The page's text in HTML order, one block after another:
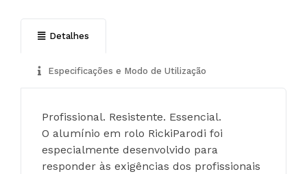
Detalhes
Especificações e Modo de Utilização
Profissional. Resistente. Essencial.
O alumínio em rolo RickiParodi foi
especialmente desenvolvido para
responder às exigências dos profissionais